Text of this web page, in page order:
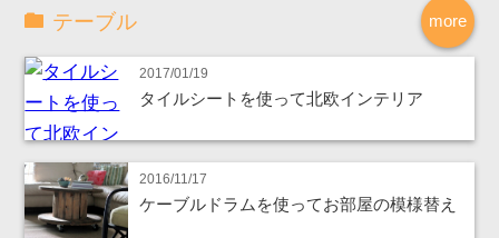
more
テーブル
2017/01/19
タイルシートを使って北欧インテリア
2016/11/17
ケーブルドラムを使ってお部屋の模様替え